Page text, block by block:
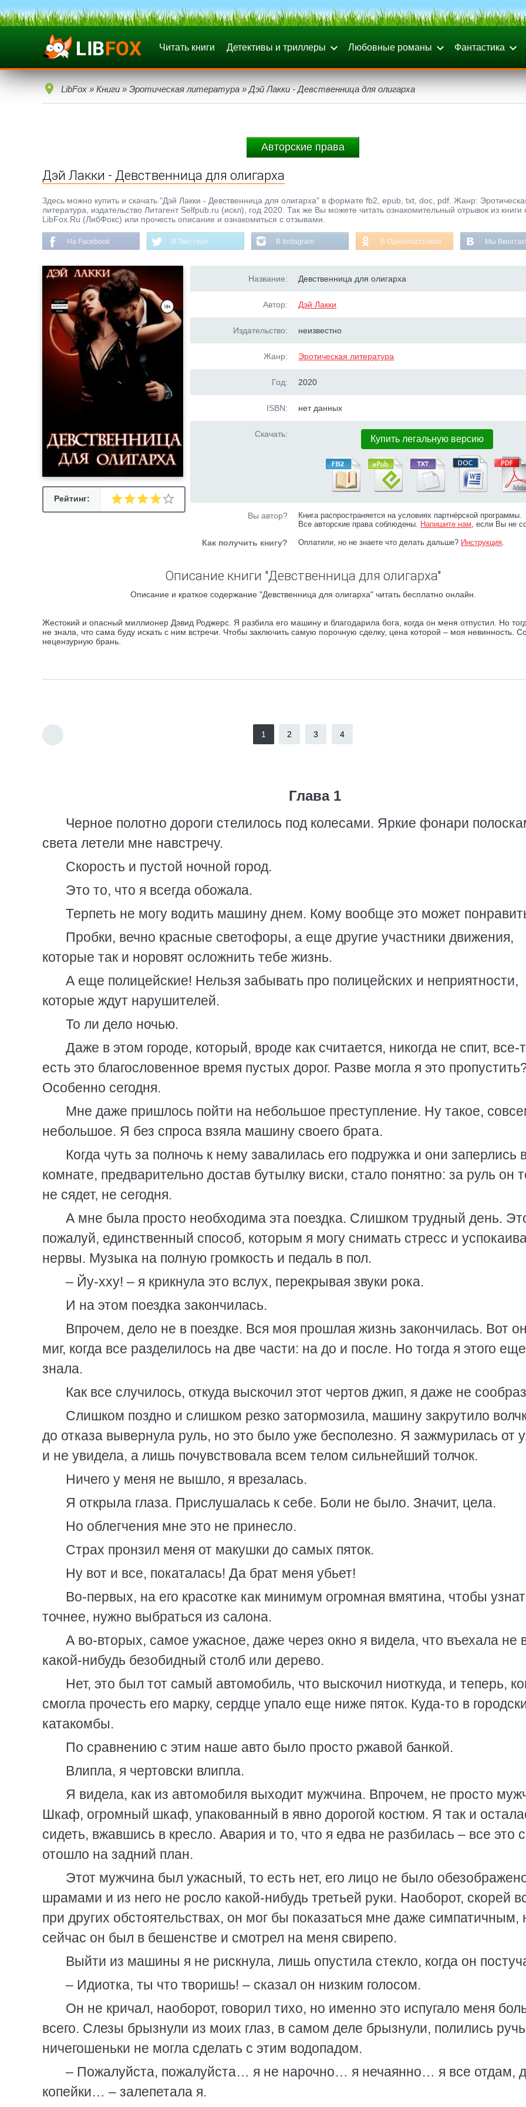
Читать книги Детективы и триллеры Любовные романы Фантастика
LibFox » Книги » Эротическая литература » Дэй Лакки - Девственница для олигарха
Авторские права
Дэй Лакки - Девственница для олигарха
Здесь можно купить и скачать "Дэй Лакки - Девственница для олигарха" в формате fb2, epub, txt, doc, pdf. Жанр:
литература, издательство Литагент Selfpub.ru (искл), год 2020. Так же Вы можете читать ознакомительный отрывок из книги
LibFox.Ru (ЛибФокс) или прочесть описание и ознакомиться с отзывами.
На Facebook В Твиттере В Instagram В Одноклассниках Мы
Рейтинг:
Название: Девственница для олигарха
Автор: Дэй Лакки
Издательство: неизвестно
Жанр: Эротическая литература
Год: 2020
ISBN: нет данных
Скачать: Купить легальную версию
Вы автор?
Книга распространяется на условиях партнёрской программы.
Все авторские права соблюдены. Напишите нам, если Вы не
Как получить книгу? Оплатили, но не знаете что делать дальше? Инструкция.
Описание книги "Девственница для олигарха"
Описание и краткое содержание "Девственница для олигарха" читать бесплатно онлайн.
Жестокий и опасный миллионер Дэвид Роджерс. Я разбила его машину и благодарила бога, когда он меня отпустил. Но
не знала, что сама буду искать с ним встречи. Чтобы заключить самую порочную сделку, цена которой – моя невинность.
нецензурную брань.
1 2 3 4
Глава 1
Черное полотно дороги стелилось под колесами. Яркие фонари
света летели мне навстречу.
Скорость и пустой ночной город.
Это то, что я всегда обожала.
Терпеть не могу водить машину днем. Кому вообще это может
Пробки, вечно красные светофоры, а еще другие участники движения,
которые так и норовят осложнить тебе жизнь.
А еще полицейские! Нельзя забывать про полицейских и неприятности,
которые ждут нарушителей.
То ли дело ночью.
Даже в этом городе, который, вроде как считается, никогда не спит, все-
есть это благословенное время пустых дорог. Разве могла я это
Особенно сегодня.
Мне даже пришлось пойти на небольшое преступление. Ну такое,
небольшое. Я без спроса взяла машину своего брата.
Когда чуть за полночь к нему завалилась его подружка и они заперлись
комнате, предварительно достав бутылку виски, стало понятно: за руль он
не сядет, не сегодня.
А мне была просто необходима эта поездка. Слишком трудный день.
пожалуй, единственный способ, которым я могу снимать стресс и
нервы. Музыка на полную громкость и педаль в пол.
– Йу-хху! – я крикнула это вслух, перекрывая звуки рока.
И на этом поездка закончилась.
Впрочем, дело не в поездке. Вся моя прошлая жизнь закончилась. Вот
миг, когда все разделилось на две части: на до и после. Но тогда я этого
знала.
Как все случилось, откуда выскочил этот чертов джип, я даже не
Слишком поздно и слишком резко затормозила, машину закрутило
до отказа вывернула руль, но это было уже бесполезно. Я зажмурилась от
и не увидела, а лишь почувствовала всем телом сильнейший толчок.
Ничего у меня не вышло, я врезалась.
Я открыла глаза. Прислушалась к себе. Боли не было. Значит, цела.
Но облегчения мне это не принесло.
Страх пронзил меня от макушки до самых пяток.
Ну вот и все, покаталась! Да брат меня убьет!
Во-первых, на его красотке как минимум огромная вмятина, чтобы
точнее, нужно выбраться из салона.
А во-вторых, самое ужасное, даже через окно я видела, что въехала не
какой-нибудь безобидный столб или дерево.
Нет, это был тот самый автомобиль, что выскочил ниоткуда, и теперь,
смогла прочесть его марку, сердце упало еще ниже пяток. Куда-то в
катакомбы.
По сравнению с этим наше авто было просто ржавой банкой.
Влипла, я чертовски влипла.
Я видела, как из автомобиля выходит мужчина. Впрочем, не просто
Шкаф, огромный шкаф, упакованный в явно дорогой костюм. Я так и
сидеть, вжавшись в кресло. Авария и то, что я едва не разбилась – все это
отошло на задний план.
Этот мужчина был ужасный, то есть нет, его лицо не было
шрамами и из него не росло какой-нибудь третьей руки. Наоборот, скорей
при других обстоятельствах, он мог бы показаться мне даже симпатичным,
сейчас он был в бешенстве и смотрел на меня свирепо.
Выйти из машины я не рискнула, лишь опустила стекло, когда он
– Идиотка, ты что творишь! – сказал он низким голосом.
Он не кричал, наоборот, говорил тихо, но именно это испугало меня
всего. Слезы брызнули из моих глаз, в самом деле брызнули, полились
ничегошеньки не могла сделать с этим водопадом.
– Пожалуйста, пожалуйста… я не нарочно… я нечаянно… я все отдам,
копейки… – залепетала я.